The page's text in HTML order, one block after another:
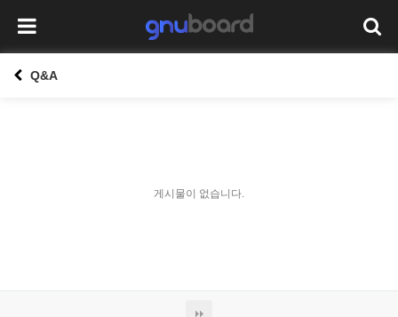
Q&A
게시물이 없습니다.